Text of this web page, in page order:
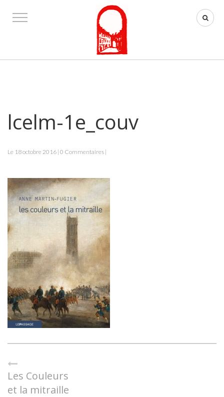
lcelm-1e_couv
Le 18 octobre 2016 | 0 Commentaires |
Les Couleurs
et la mitraille